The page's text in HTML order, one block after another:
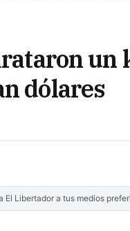
un
dólares
El Libertador a tus medios